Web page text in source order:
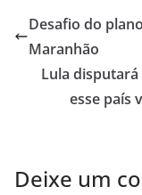
s
A
p
p
er
Desafio do
Maranhão
Lula
esse país
Deixe um